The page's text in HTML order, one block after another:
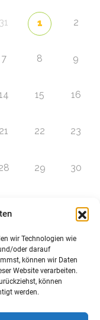
wir Technologien wie
oder darauf
können wir Daten
Website verarbeiten.
können
werden.
31 1 2
7 8 9
15 16
21 22 23
29 30